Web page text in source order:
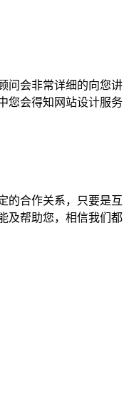
问会非常详细的向您讲
您会得知网站设计服务
的合作关系，只要是互
及帮助您，相信我们都